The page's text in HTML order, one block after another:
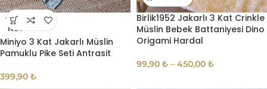
TÜKE
NDI
Miniyo 3 Kat Jakarlı Müslin
Pamuklu Pike Seti Antrasit
399,90 ₺
Birlik1952 Jakarlı 3 Kat Crinkle
Müslin Bebek Battaniyesi Dino
Origami Hardal
99,90 ₺ – 450,00 ₺